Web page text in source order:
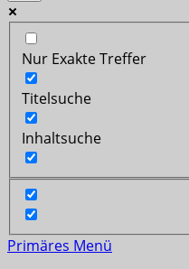
Nur Exakte Treffer
Titelsuche
Inhaltsuche
Primäres Menü